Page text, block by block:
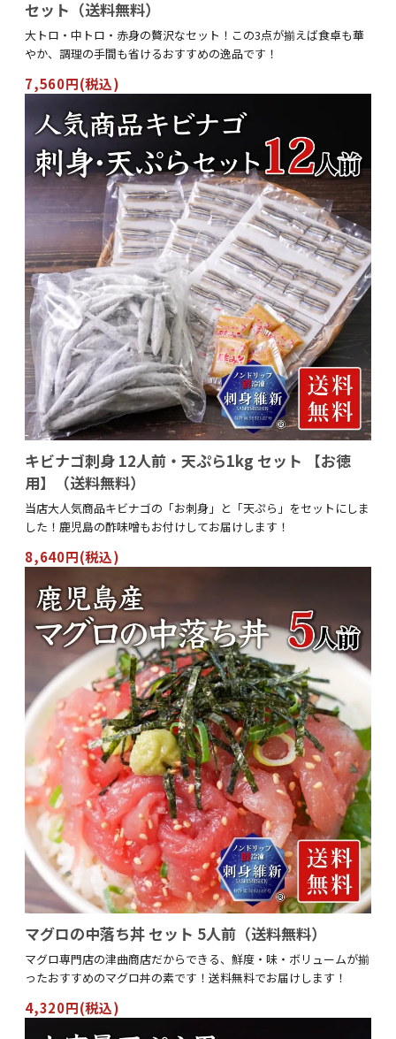
セット（送料無料）
大トロ・中トロ・赤身の贅沢なセット！この3点が揃えば食卓も華
やか、調理の手間も省けるおすすめの逸品です！
7,560円(税込)
キビナゴ刺身 12人前・天ぷら1kg セット 【お徳
用】（送料無料）
当店大人気商品キビナゴの「お刺身」と「天ぷら」をセットにしま
した！鹿児島の酢味噌もお付けしてお届けします！
8,640円(税込)
マグロの中落ち丼 セット 5人前（送料無料）
マグロ専門店の津曲商店だからできる、鮮度・味・ボリュームが揃
ったおすすめのマグロ丼の素です！送料無料でお届けします！
4,320円(税込)